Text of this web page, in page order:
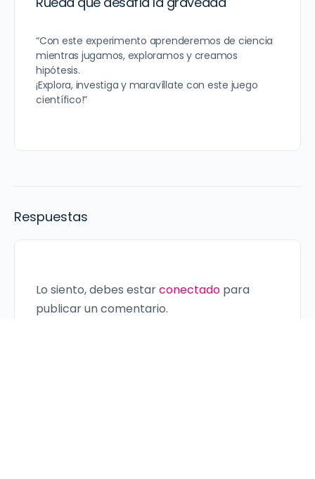
“Con este experimento aprenderemos de ciencia
mientras jugamos, exploramos y creamos
hipótesis.
¡Explora, investiga y maravíllate con este juego
científico!”
Respuestas
Lo siento, debes estarconectado para
publicar un comentario.